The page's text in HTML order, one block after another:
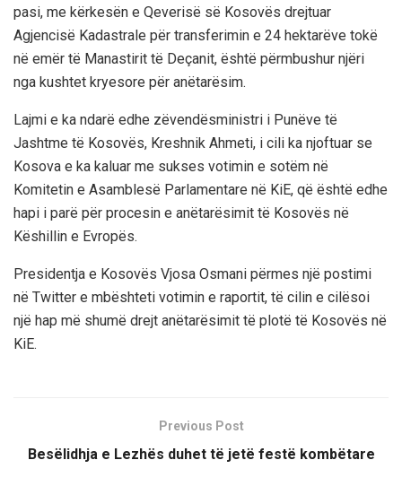
pasi, me kërkesën e Qeverisë së Kosovës drejtuar
Agjencisë Kadastrale për transferimin e 24 hektarëve tokë
në emër të Manastirit të Deçanit, është përmbushur njëri
nga kushtet kryesore për anëtarësim.
Lajmi e ka ndarë edhe zëvendësministri i Punëve të
Jashtme të Kosovës, Kreshnik Ahmeti, i cili ka njoftuar se
Kosova e ka kaluar me sukses votimin e sotëm në
Komitetin e Asamblesë Parlamentare në KiE, që është edhe
hapi i parë për procesin e anëtarësimit të Kosovës në
Këshillin e Evropës.
Presidentja e Kosovës Vjosa Osmani përmes një postimi
në Twitter e mbështeti votimin e raportit, të cilin e cilësoi
një hap më shumë drejt anëtarësimit të plotë të Kosovës në
KiE.
Previous Post
Besëlidhja e Lezhës duhet të jetë festë kombëtare